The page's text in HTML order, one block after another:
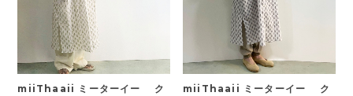
miiThaaii ミーターイー ク
miiThaaii ミーターイー ク